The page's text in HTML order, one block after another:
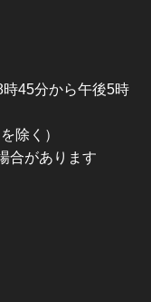
45分から午後5時
除く）
合があります